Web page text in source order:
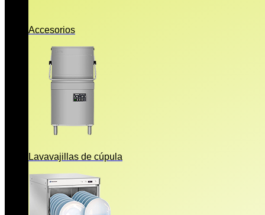
Accesorios
Lavavajillas de cúpula